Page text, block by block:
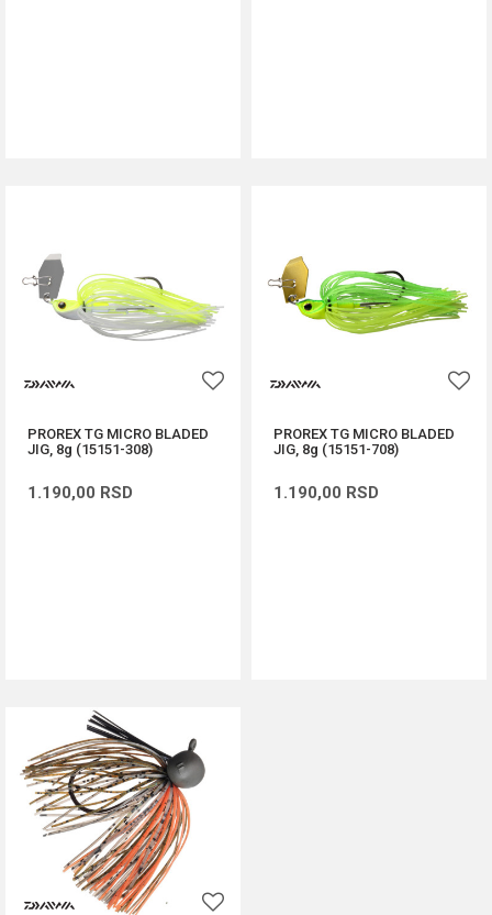
PROREX TG MICRO BLADED
JIG, 8g (15151-308)
1.190,00 RSD
PROREX TG MICRO BLADED
JIG, 8g (15151-708)
1.190,00 RSD